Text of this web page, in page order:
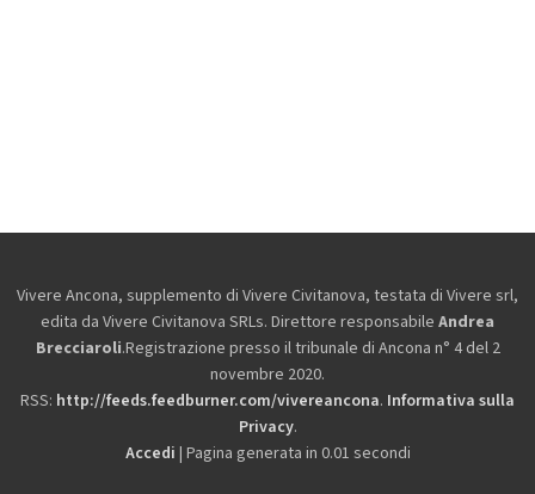
Vivere Ancona, supplemento di Vivere Civitanova, testata di Vivere srl,
edita da Vivere Civitanova SRLs. Direttore responsabile Andrea
Brecciaroli.Registrazione presso il tribunale di Ancona n° 4 del 2
novembre 2020.
RSS: http://feeds.feedburner.com/vivereancona. Informativa sulla
Privacy.
Accedi | Pagina generata in 0.01 secondi